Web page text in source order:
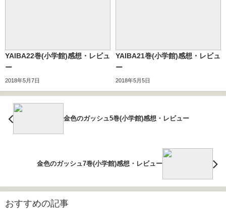
YAIBA22巻(小学館)感想・レビュ
ー
2018年5月7日
YAIBA21巻(小学館)感想・レビュ
ー
2018年5月5日
金色のガッシュ5巻(小学館)感想・レビュー
金色のガッシュ7巻(小学館)感想・レビュー
おすすめの記事